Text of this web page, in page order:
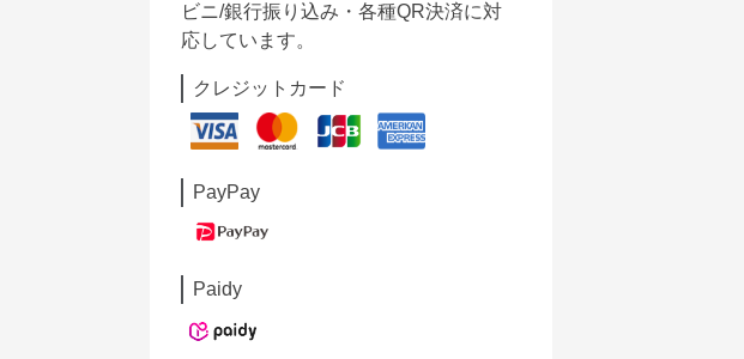
ビニ/銀行振り込み・各種QR決済に対
応しています。
クレジットカード
PayPay
Paidy